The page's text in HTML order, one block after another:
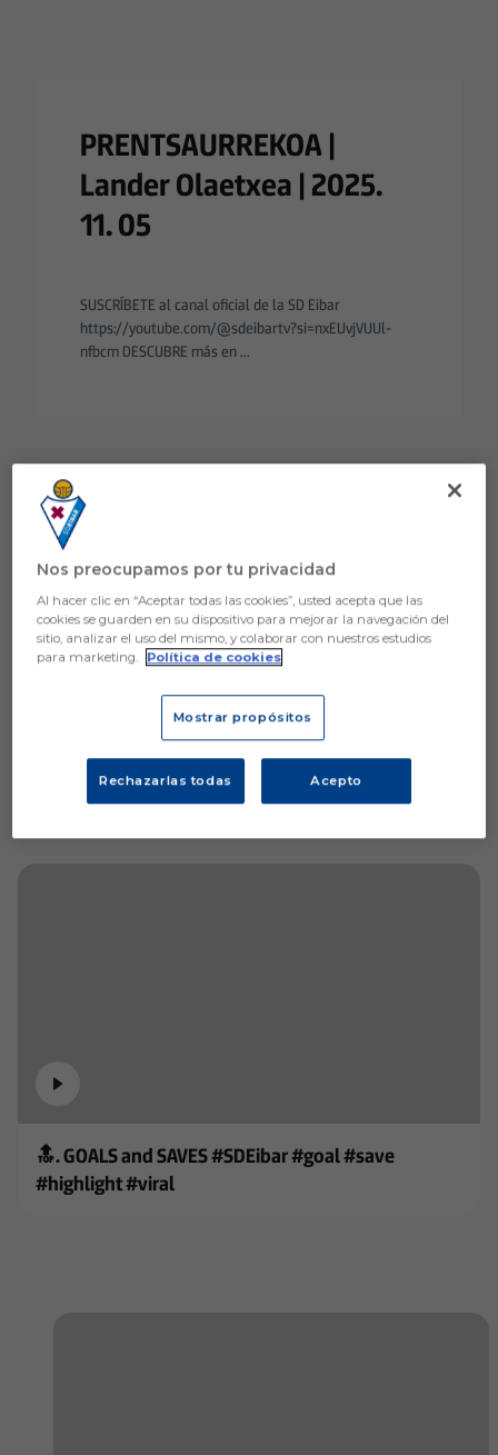
PRENTSAURREKOA |
Lander Olaetxea | 2025.
11. 05
SUSCRÍBETE al canal oficial de la SD Eibar
https://youtube.com/@sdeibartv?si=nxEUvjVUUl-
nfbcm DESCUBRE más en ...
Aún no hay reacciones. ¡Sé el primero!
🔝. GOALS and SAVES #SDEibar #goal #save
#highlight #viral
Nos preocupamos por tu privacidad
Al hacer clic en “Aceptar todas las cookies”, usted acepta que las
cookies se guarden en su dispositivo para mejorar la navegación del
sitio, analizar el uso del mismo, y colaborar con nuestros estudios
para marketing.
Política de cookies
Mostrar propósitos
Rechazarlas todas Acepto